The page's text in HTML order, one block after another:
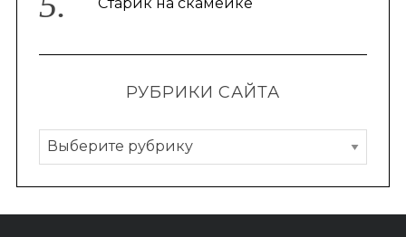
РУБРИКИ САЙТА
Р
у
б
р